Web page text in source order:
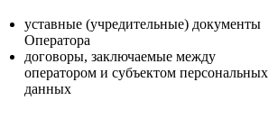
уставные (учредительные) документы
Оператора
договоры, заключаемые между
оператором и субъектом персональных
данных